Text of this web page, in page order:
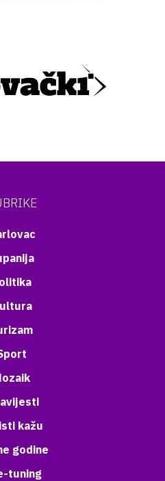
kažu
godine
tuning